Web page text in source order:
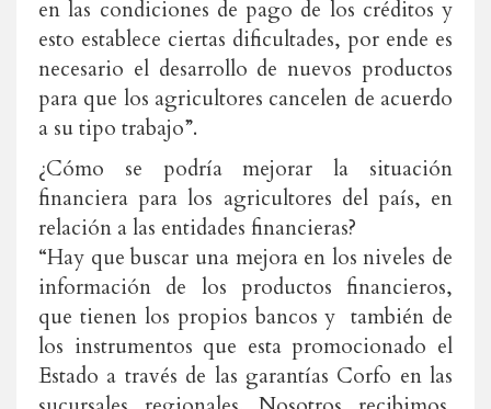
en las condiciones de pago de los créditos y
esto establece ciertas dificultades, por ende es
necesario el desarrollo de nuevos productos
para que los agricultores cancelen de acuerdo
a su tipo trabajo”.
¿Cómo se podría mejorar la situación
financiera para los agricultores del país, en
relación a las entidades financieras?
“Hay que buscar una mejora en los niveles de
información de los productos financieros,
que tienen los propios bancos y también de
los instrumentos que esta promocionado el
Estado a través de las garantías Corfo en las